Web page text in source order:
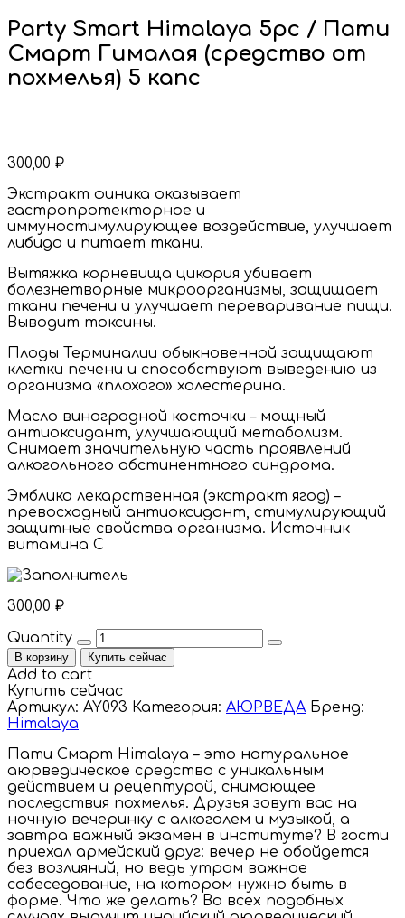
Party Smart Himalaya 5pc / Пати
Смарт Гималая (средство от
похмелья) 5 капс
300,00 ₽
Экстракт финика оказывает
гастропротекторное и
иммуностимулирующее воздействие, улучшает
либидо и питает ткани.
Вытяжка корневища цикория убивает
болезнетворные микроорганизмы, защищает
ткани печени и улучшает переваривание пищи.
Выводит токсины.
Плоды Терминалии обыкновенной защищают
клетки печени и способствуют выведению из
организма «плохого» холестерина.
Масло виноградной косточки – мощный
антиоксидант, улучшающий метаболизм.
Снимает значительную часть проявлений
алкогольного абстинентного синдрома.
Эмблика лекарственная (экстракт ягод) –
превосходный антиоксидант, стимулирующий
защитные свойства организма. Источник
витамина С
300,00 ₽
Quantity
В корзину Купить сейчас
Add to cart
Купить сейчас
Артикул: AY093 Категория: АЮРВЕДА Бренд:
Himalaya
Пати Смарт Himalaya – это натуральное
аюрведическое средство с уникальным
действием и рецептурой, снимающее
последствия похмелья. Друзья зовут вас на
ночную вечеринку с алкоголем и музыкой, а
завтра важный экзамен в институте? В гости
приехал армейский друг: вечер не обойдется
без возлияний, но ведь утром важное
собеседование, на котором нужно быть в
форме. Что же делать? Во всех подобных